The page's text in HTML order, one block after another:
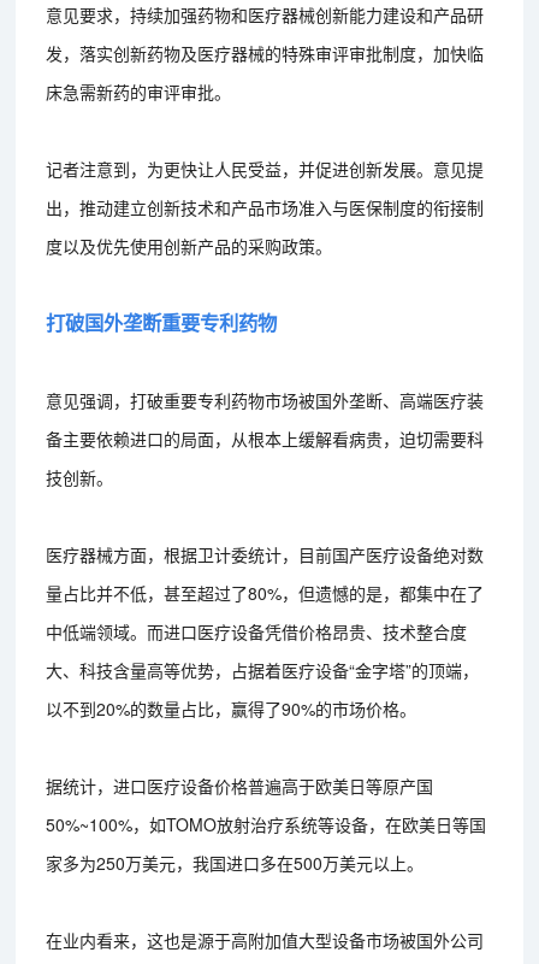
意见要求，持续加强药物和医疗器械创新能力建设和产品研
发，落实创新药物及医疗器械的特殊审评审批制度，加快临
床急需新药的审评审批。
记者注意到，为更快让人民受益，并促进创新发展。意见提
出，推动建立创新技术和产品市场准入与医保制度的衔接制
度以及优先使用创新产品的采购政策。
打破国外垄断重要专利药物
意见强调，打破重要专利药物市场被国外垄断、高端医疗装
备主要依赖进口的局面，从根本上缓解看病贵，迫切需要科
技创新。
医疗器械方面，根据卫计委统计，目前国产医疗设备绝对数
量占比并不低，甚至超过了80%，但遗憾的是，都集中在了
中低端领域。而进口医疗设备凭借价格昂贵、技术整合度
大、科技含量高等优势，占据着医疗设备“金字塔”的顶端，
以不到20%的数量占比，赢得了90%的市场价格。
据统计，进口医疗设备价格普遍高于欧美日等原产国
50%~100%，如TOMO放射治疗系统等设备，在欧美日等国
家多为250万美元，我国进口多在500万美元以上。
在业内看来，这也是源于高附加值大型设备市场被国外公司